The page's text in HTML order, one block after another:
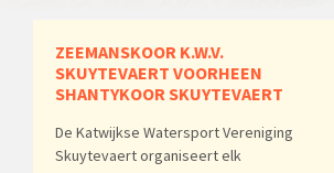
ZEEMANSKOOR K.W.V.
SKUYTEVAERT VOORHEEN
SHANTYKOOR SKUYTEVAERT
De Katwijkse Watersport Vereniging
Skuytevaert organiseert elk